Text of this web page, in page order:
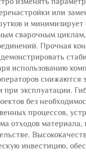
или
и
сварочным
Прочная
использованию
снижаются
эксплуатации.
без
процессов,
отходов
инвестицию,